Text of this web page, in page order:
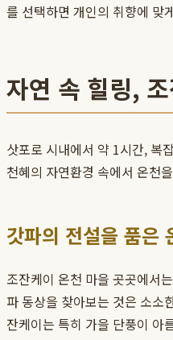
를 선택하면 개인의 취향에 맞
자연 속 힐링,
삿포로 시내에서 약 1시간, 복
천혜의 자연환경 속에서 온천
갓파의 전설을 품은
조잔케이 온천 마을 곳곳에서
파 동상을 찾아보는 것은 소소
잔케이는 특히 가을 단풍이 아